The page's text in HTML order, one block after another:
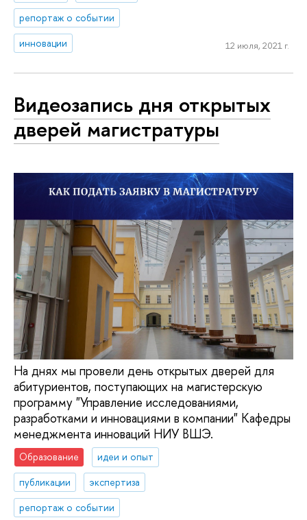
репортаж о событии
инновации
12 июля, 2021 г.
Видеозапись дня открытых
дверей магистратуры
На днях мы провели день открытых дверей для
абитуриентов, поступающих на магистерскую
программу "Управление исследованиями,
разработками и инновациями в компании" Кафедры
менеджмента инноваций НИУ ВШЭ.
Образование
идеи и опыт
публикации
экспертиза
репортаж о событии